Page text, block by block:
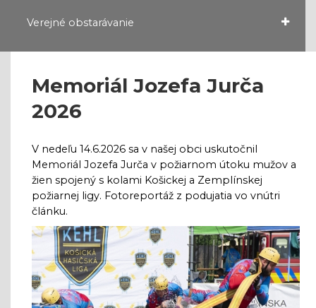
Verejné obstarávanie
Memoriál Jozefa Jurča
2026
V nedeľu 14.6.2026 sa v našej obci uskutočnil
Memoriál Jozefa Jurča v požiarnom útoku mužov a
žien spojený s kolami Košickej a Zemplínskej
požiarnej ligy. Fotoreportáž z podujatia vo vnútri
článku.